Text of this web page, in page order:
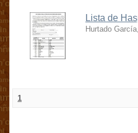
Lista de
Hurtado
1